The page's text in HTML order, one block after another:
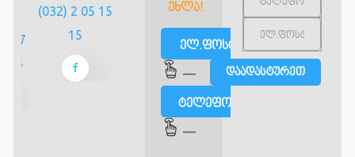
577
(032) 2 05 15
15
ᲔᲮᲚᲐ!
ელ.ფოსტით
—
ტელეფონით
—